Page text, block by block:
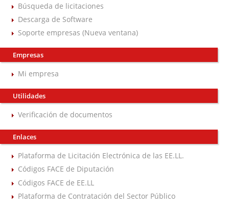
Búsqueda de licitaciones
Descarga de Software
Soporte empresas (Nueva ventana)
Empresas
Mi empresa
Utilidades
Verificación de documentos
Enlaces
Plataforma de Licitación Electrónica de las EE.LL.
Códigos FACE de Diputación
Códigos FACE de EE.LL
Plataforma de Contratación del Sector Público